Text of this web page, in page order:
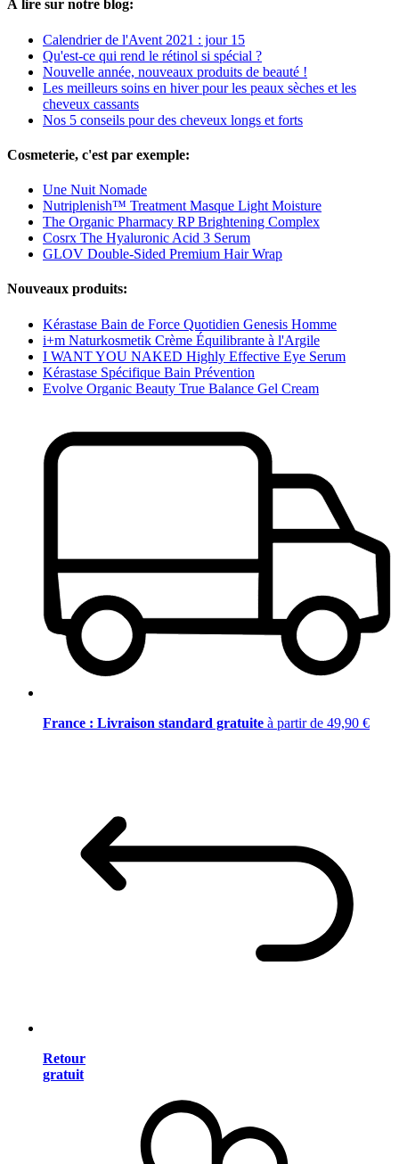
À lire sur notre blog:
Calendrier de l'Avent 2021 : jour 15
Qu'est-ce qui rend le rétinol si spécial ?
Nouvelle année, nouveaux produits de beauté !
Les meilleurs soins en hiver pour les peaux sèches et les
cheveux cassants
Nos 5 conseils pour des cheveux longs et forts
Cosmeterie, c'est par exemple:
Une Nuit Nomade
Nutriplenish™ Treatment Masque Light Moisture
The Organic Pharmacy RP Brightening Complex
Cosrx The Hyaluronic Acid 3 Serum
GLOV Double-Sided Premium Hair Wrap
Nouveaux produits:
Kérastase Bain de Force Quotidien Genesis Homme
i+m Naturkosmetik Crème Équilibrante à l'Argile
I WANT YOU NAKED Highly Effective Eye Serum
Kérastase Spécifique Bain Prévention
Evolve Organic Beauty True Balance Gel Cream
France : Livraison standard gratuite à partir de 49,90 €
Retour
gratuit